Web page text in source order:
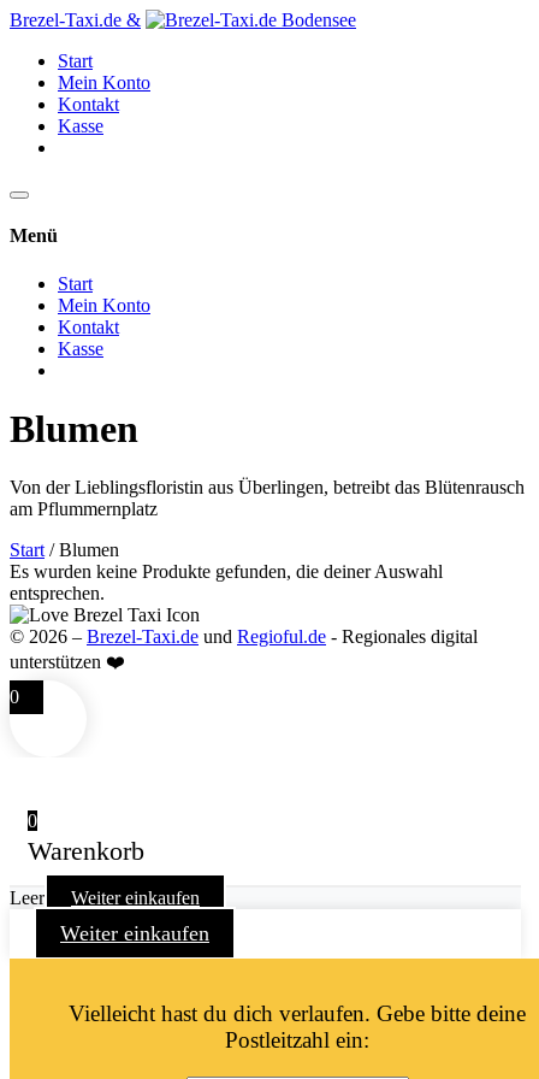
Brezel-Taxi.de &
Start
Mein Konto
Kontakt
Kasse
Menü
Start
Mein Konto
Kontakt
Kasse
Blumen
Von der Lieblingsfloristin aus Überlingen, betreibt das Blütenrausch
am Pflummernplatz
Start/ Blumen
Es wurden keine Produkte gefunden, die deiner Auswahl
entsprechen.
© 2026 – Brezel-Taxi.de und Regioful.de - Regionales digital
unterstützen ❤️
0
0
Warenkorb
Leer Weiter einkaufen
Weiter einkaufen
Vielleicht hast du dich verlaufen. Gebe bitte deine
Postleitzahl ein: